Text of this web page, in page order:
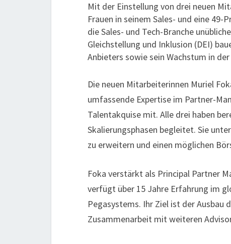
Mit der Einstellung von drei neuen
Frauen in seinem Sales- und eine
die Sales- und Tech-Branche
Gleichstellung und Inklusion (DEI)
Anbieters sowie sein Wachstum in
Die neuen Mitarbeiterinnen Muriel
umfassende Expertise im Partner-
Talentakquise mit. Alle drei haben
Skalierungsphasen begleitet. Sie
zu erweitern und einen möglichen
Foka verstärkt als Principal Partner
verfügt über 15 Jahre Erfahrung im
Pegasystems. Ihr Ziel ist der Ausbau
Zusammenarbeit mit weiteren